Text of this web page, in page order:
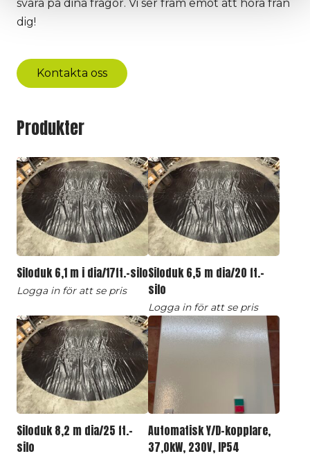
svara på dina frågor. Vi ser fram emot att höra från
dig!
Kontakta oss
Produkter
Siloduk 6,1 m i dia/17ft.-silo
Logga in för att se pris
Siloduk 6,5 m dia/20 ft.-
silo
Logga in för att se pris
Siloduk 8,2 m dia/25 ft.-
silo
Automatisk Y/D-kopplare,
37,0kW, 230V, IP54